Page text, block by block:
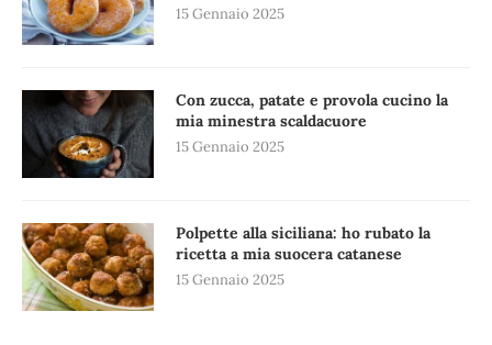
15 Gennaio 2025
Con zucca, patate e provola cucino la
mia minestra scaldacuore
15 Gennaio 2025
Polpette alla siciliana: ho rubato la
ricetta a mia suocera catanese
15 Gennaio 2025